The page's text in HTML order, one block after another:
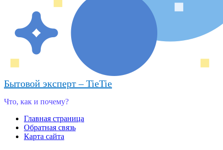
Бытовой эксперт – TieTie
Что, как и почему?
Главная страница
Обратная связь
Карта сайта